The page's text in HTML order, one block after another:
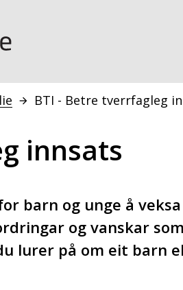
BTI - Betre tverrfagleg
innsats
barn og unge å
og vanskar
lurer på om eit barn